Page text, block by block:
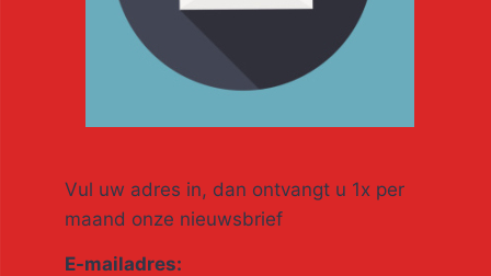
Vul uw adres in, dan ontvangt u 1x per
maand onze nieuwsbrief
E-mailadres: